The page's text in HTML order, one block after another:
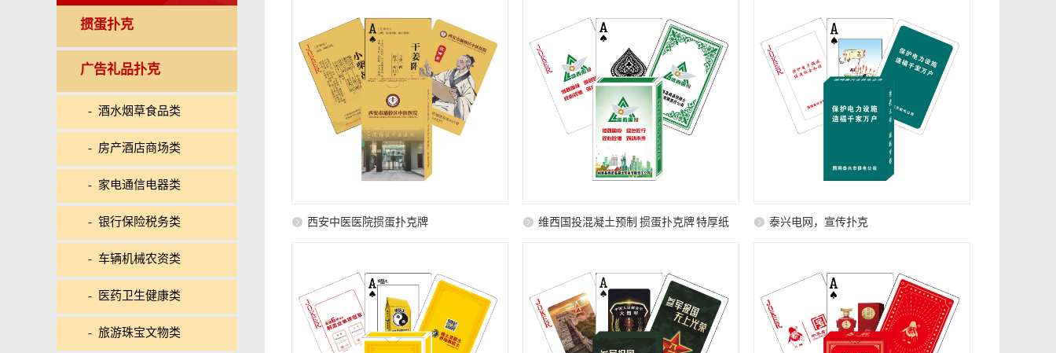
掼蛋扑克
广告礼品扑克
- 酒水烟草食品类
- 房产酒店商场类
- 家电通信电器类
- 银行保险税务类
- 车辆机械农资类
- 医药卫生健康类
- 旅游珠宝文物类
西安中医医院掼蛋扑克牌 维西国投混凝土预制 掼蛋扑克牌 特厚纸 泰兴电网，宣传扑克